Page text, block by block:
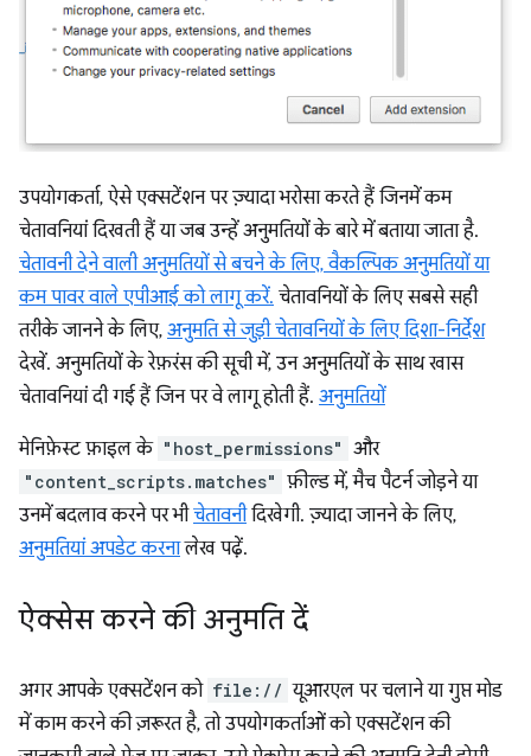
उपयोगकर्ता, ऐसे एक्सटेंशन पर ज़्यादा भरोसा करते हैं जिनमें कम
चेतावनियां दिखती हैं या जब उन्हें अनुमतियों के बारे में बताया जाता है.
चेतावनी देने वाली अनुमतियों से बचने के लिए, वैकल्पिक अनुमतियों या
कम पावर वाले एपीआई को लागू करें. चेतावनियों के लिए सबसे सही
तरीके जानने के लिए, अनुमति से जुड़ी चेतावनियों के लिए दिशा-निर्देश
देखें. अनुमतियों के रेफ़रंस की सूची में, उन अनुमतियों के साथ खास
चेतावनियां दी गई हैं जिन पर वे लागू होती हैं. अनुमतियों
मेनिफ़ेस्ट फ़ाइल के "host_permissions" और
"content_scripts.matches" फ़ील्ड में, मैच पैटर्न जोड़ने या
उनमें बदलाव करने पर भीचेतावनीदिखेगी. ज़्यादा जानने के लिए,
अनुमतियां अपडेट करनालेख पढ़ें.
ऐक्सेस करने की अनुमति दें
अगर आपके एक्सटेंशन को file:// यूआरएल पर चलाने या गुप्त मोड
में काम करने की ज़रूरत है, तो उपयोगकर्ताओं को एक्सटेंशन की